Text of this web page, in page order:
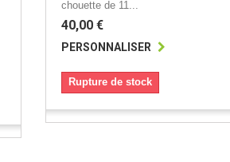
chouette de 11...
40,00 €
PERSONNALISER
Rupture de stock